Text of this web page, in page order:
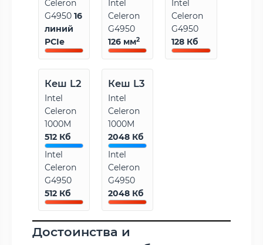
Celeron
G4950 16
линий
PCIe
Intel
Celeron
G4950
126 мм2
Intel
Celeron
G4950
128 Кб
Кеш L2
Intel
Celeron
1000M
512 Кб
Intel
Celeron
G4950
512 Кб
Кеш L3
Intel
Celeron
1000M
2048 Кб
Intel
Celeron
G4950
2048 Кб
Достоинства и